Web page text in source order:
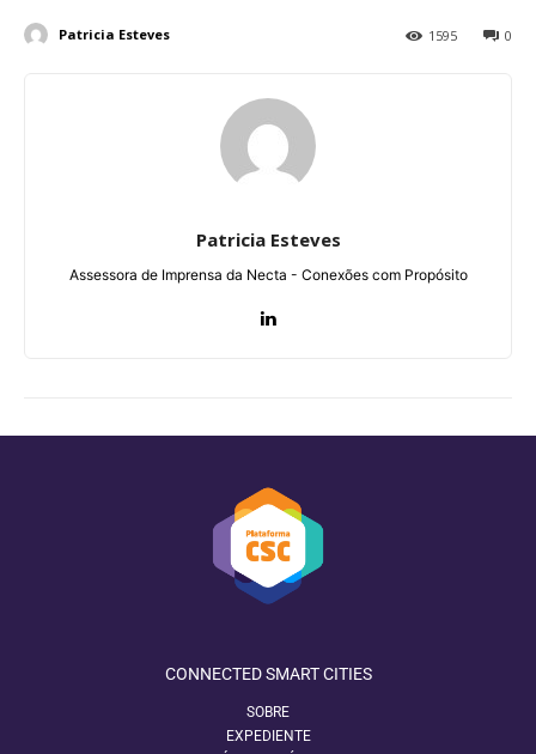
Patricia Esteves 0
1595
Patricia Esteves
Assessora de Imprensa da Necta - Conexões com Propósito
CONNECTED SMART CITIES
SOBRE
EXPEDIENTE